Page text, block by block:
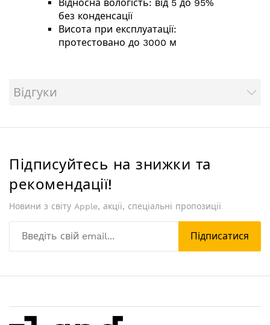
Відносна вологість: від 5 до 95%
без конденсації
Висота при експлуатації:
протестовано до 3000 м
Відгуки
Підписуйтесь на знижки та
рекомендації!
Новини з світу Apple, акції, спеціальні пропозиції
Підписатися